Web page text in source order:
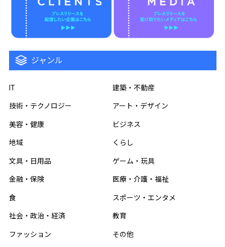
ジャンル
IT 建築・不動産
技術・テクノロジー アート・デザイン
美容・健康 ビジネス
地域 くらし
文具・日用品 ゲーム・玩具
金融・保険 医療・介護・福祉
食 スポーツ・エンタメ
社会・政治・経済 教育
ファッション その他